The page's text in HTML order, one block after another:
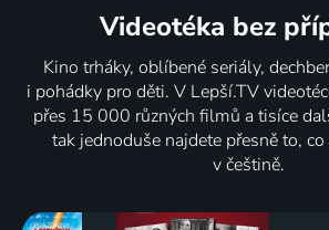
Videotéka bez
Kino trháky, oblíbené seriály,
i pohádky pro děti. V Lepší.TV
přes 15 000 různých filmů a tisíce
tak jednoduše najdete přesně to,
v češtině.